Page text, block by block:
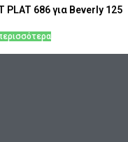
PLAT 686 για Beverly 125